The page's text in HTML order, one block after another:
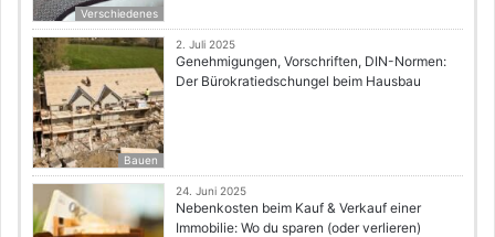
Verschiedenes
Bauen
2. Juli 2025
Genehmigungen, Vorschriften, DIN-Normen:
Der Bürokratiedschungel beim Hausbau
24. Juni 2025
Nebenkosten beim Kauf & Verkauf einer
Immobilie: Wo du sparen (oder verlieren)